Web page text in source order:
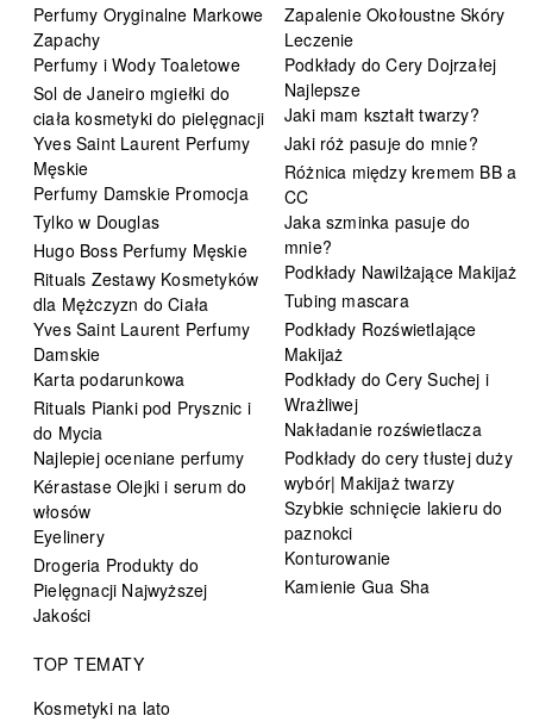
Perfumy Oryginalne Markowe
Zapachy
Perfumy i Wody Toaletowe
Sol de Janeiro mgiełki do
ciała kosmetyki do pielęgnacji
Yves Saint Laurent Perfumy
Męskie
Perfumy Damskie Promocja
Tylko w Douglas
Hugo Boss Perfumy Męskie
Rituals Zestawy Kosmetyków
dla Mężczyzn do Ciała
Yves Saint Laurent Perfumy
Damskie
Karta podarunkowa
Rituals Pianki pod Prysznic i
do Mycia
Najlepiej oceniane perfumy
Kérastase Olejki i serum do
włosów
Eyelinery
Drogeria Produkty do
Pielęgnacji Najwyższej
Jakości
Zapalenie Okołoustne Skóry
Leczenie
Podkłady do Cery Dojrzałej
Najlepsze
Jaki mam kształt twarzy?
Jaki róż pasuje do mnie?
Różnica między kremem BB a
CC
Jaka szminka pasuje do
mnie?
Podkłady Nawilżające Makijaż
Tubing mascara
Podkłady Rozświetlające
Makijaż
Podkłady do Cery Suchej i
Wrażliwej
Nakładanie rozświetlacza
Podkłady do cery tłustej duży
wybór| Makijaż twarzy
Szybkie schnięcie lakieru do
paznokci
Konturowanie
Kamienie Gua Sha
TOP TEMATY
Kosmetyki na lato